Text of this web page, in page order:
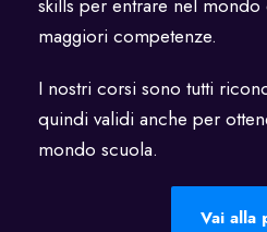
skills per entrare nel
maggiori competenze.
I nostri corsi sono tutti
quindi validi anche per
mondo scuola.
Vai alla